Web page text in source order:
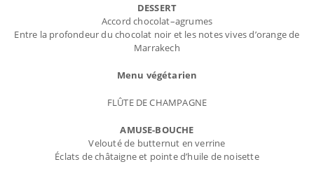
DESSERT
Accord chocolat–agrumes
Entre la profondeur du chocolat noir et les notes vives d’orange de
Marrakech
Menu végétarien
FLÛTE DE CHAMPAGNE
AMUSE-BOUCHE
Velouté de butternut en verrine
Éclats de châtaigne et pointe d’huile de noisette